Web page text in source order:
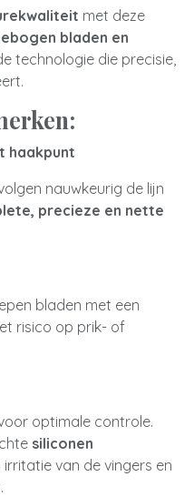
met deze
bladen en
technologie die precisie,
haakpunt
nauwkeurig de lijn
precieze en nette
bladen met een
risico op prik- of
optimale controle.
siliconen
van de vingers en